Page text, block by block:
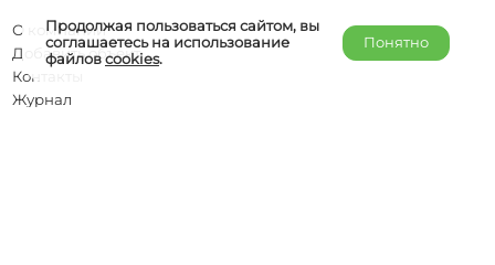
Продолжая пользоваться сайтом, вы
соглашаетесь на использование
файловcookies.
Понятно
О компании
Добавить объект
Контакты
Журнал